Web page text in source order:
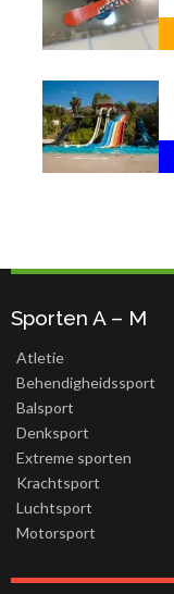
Sporten A – M
Atletie
Behendigheidssport
Balsport
Denksport
Extreme sporten
Krachtsport
Luchtsport
Motorsport